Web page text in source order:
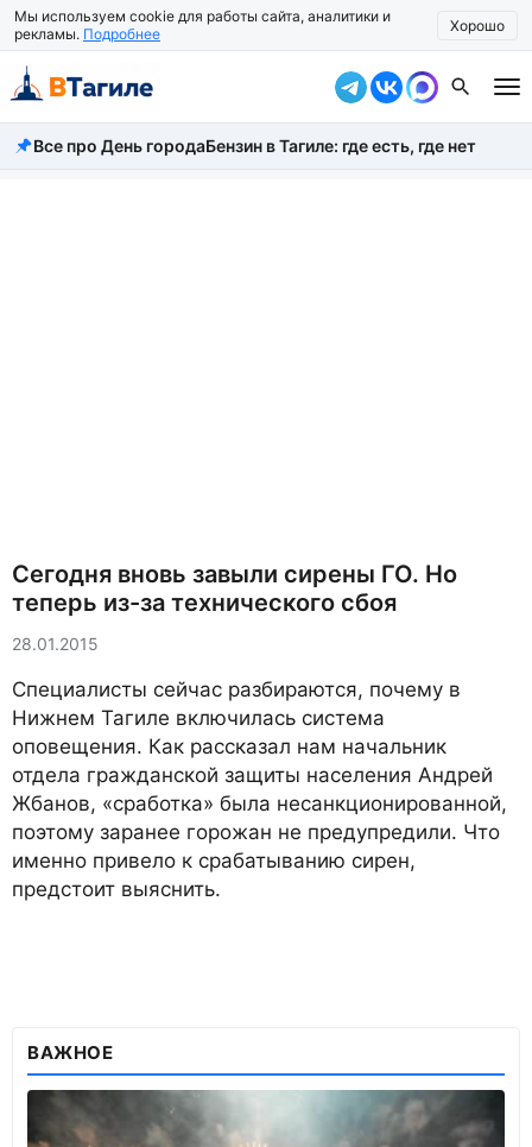
Мы используем cookie для работы сайта, аналитики и
рекламы. Подробнее Хорошо
Все новости
Все про День городаБензин в Тагиле: где есть, где нет
Сегодня вновь завыли сирены ГО. Но
теперь из-за технического сбоя
28.01.2015
Специалисты сейчас разбираются, почему в
Нижнем Тагиле включилась система
оповещения. Как рассказал нам начальник
отдела гражданской защиты населения Андрей
Жбанов, «сработка» была несанкционированной,
поэтому заранее горожан не предупредили. Что
именно привело к срабатыванию сирен,
предстоит выяснить.
ВАЖНОЕ